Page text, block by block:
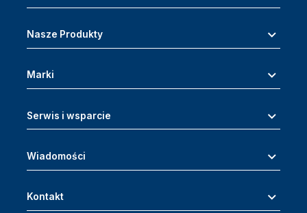
Nasze Produkty
Marki
Serwis i wsparcie
Wiadomości
Kontakt